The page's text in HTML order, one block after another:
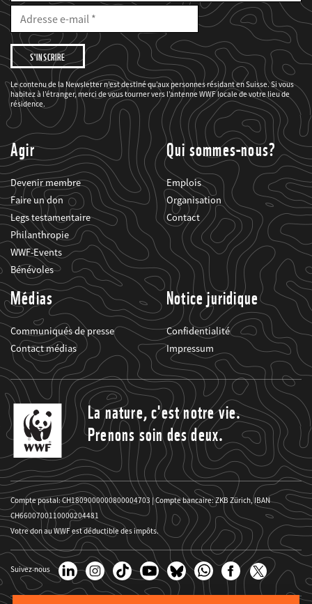
E-
Mail
Adresse
mail
Je
souhaite
être
informé(e)
des
projets
du
WWF.
Le contenu de la Newsletter n’est destiné qu’aux personnes résidant en Suisse. Si vous
habitez à l’étranger, merci de vous tourner vers l’antenne WWF locale de votre lieu de
résidence.
Agir
Devenir membre
Faire un don
Legs testamentaire
Philanthropie
WWF-Events
Bénévoles
Qui sommes-nous?
Emplois
Organisation
Contact
Médias
Communiqués de presse
Contact médias
Notice juridique
Confidentialité
Impressum
La nature, c'est notre vie.
Prenons soin des deux.
Compte postal: CH1809000000800004703 | Compte bancaire: ZKB Zürich, IBAN
CH6600700110000204481
Votre don au WWF est déductible des impôts.
Suivez-nous